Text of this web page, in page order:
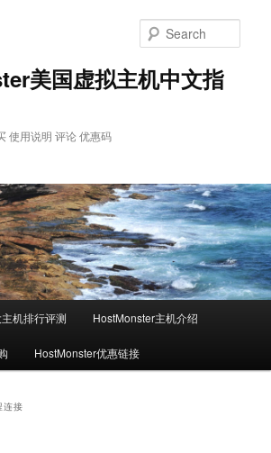
美国虚拟主机中文指
使用说明 评论 优惠码
机排行评测 HostMonster主机介绍
HostMonster优惠链接
连接